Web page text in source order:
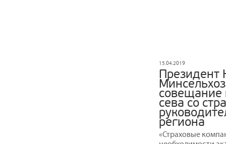
15.04.2019
совещание
сева со
региона
«Страховые